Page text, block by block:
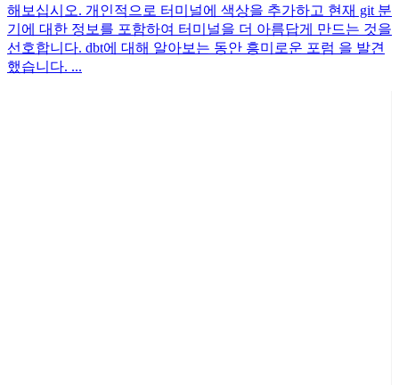
해보십시오. 개인적으로 터미널에 색상을 추가하고 현재 git 분
기에 대한 정보를 포함하여 터미널을 더 아름답게 만드는 것을
선호합니다. dbt에 대해 알아보는 동안 흥미로운 포럼 을 발견
했습니다. ...